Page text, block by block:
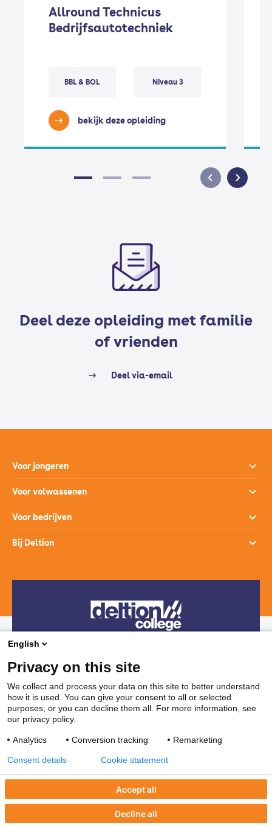
Allround Technicus
Bedrijfsautotechniek
BBL & BOL Niveau 3
bekijk deze opleiding
Deel deze opleiding met familie
of vrienden
Deel via-email
Voor jongeren
Opleidingen
Open dagen
Studiekeuzehulp
Hoe werkt het mbo
Voor decanen
Voor volwassenen
Opleidingen
Loopbaanontwikkeling
SprintLyceum
Voor bedrijven
Opleidingen
Branches
Subsidies voor bedrijven
Bedrijvenloket en accountmanagers
Bij Deltion
Route
038 850 30 00
Mail contact
Coordinated vulnerability disclosure
English
Privacy on this site
We collect and process your data on this site to better understand
how it is used. You can give your consent to all or selected
purposes, or you can decline them all. For more information, see
our privacy policy.
Analytics Conversion tracking Remarketing
Accept all
Decline all
Consent details Cookie statement